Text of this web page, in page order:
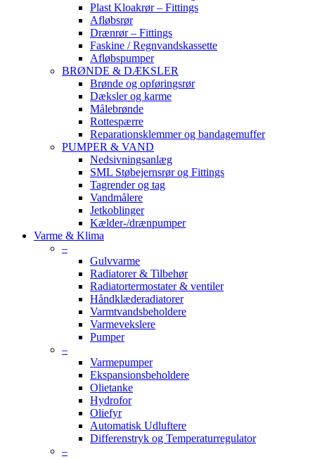
Plast Kloakrør – Fittings
Afløbsrør
Drænrør – Fittings
Faskine / Regnvandskassette
Afløbspumper
BRØNDE & DÆKSLER
Brønde og opføringsrør
Dæksler og karme
Målebrønde
Rottespærre
Reparationsklemmer og bandagemuffer
PUMPER & VAND
Nedsivningsanlæg
SML Støbejernsrør og Fittings
Tagrender og tag
Vandmålere
Jetkoblinger
Kælder-/drænpumper
Varme & Klima
–
Gulvvarme
Radiatorer & Tilbehør
Radiatortermostater & ventiler
Håndklæderadiatorer
Varmtvandsbeholdere
Varmevekslere
Pumper
–
Varmepumper
Ekspansionsbeholdere
Olietanke
Hydrofor
Oliefyr
Automatisk Udluftere
Differenstryk og Temperaturregulator
–